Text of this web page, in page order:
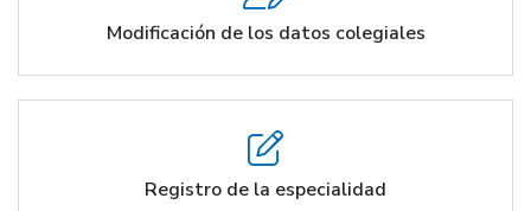
Modificación de los datos colegiales
Registro de la especialidad